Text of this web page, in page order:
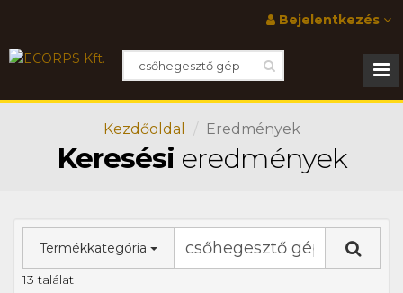
Bejelentkezés
Kezdőoldal Eredmények
Keresési eredmények
Termékkategória
13 találat